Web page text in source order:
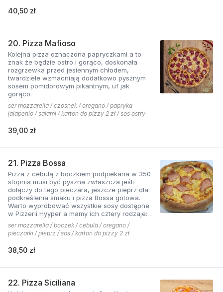
40,50 zł
20. Pizza Mafioso
Kolejna pizza oznaczona papryczkami a to
znak że będzie ostro i gorąco, doskonała
rozgrzewka przed jesiennym chłodem,
twardziele wzmacniają dodatkowo pysznym
sosem pomidorowym pikantnym, uf jak
gorąco.
ser mozzarella / czosnek / oregano / papryka
jalapenio / salami / karton do pizzy 2 zł / sos ostry
39,00 zł
21. Pizza Bossa
Pizza z cebulą z boczkiem podpiekana w 350
stopnia musi być pyszna zwłaszcza jeśli
dołączy do tego pieczara, jeszcze pieprz dla
podkreślenia smaku i pizza Bossa gotowa.
Warto wypróbować wszystkie sosy dostępne
w Pizzerii Hyyper a mamy ich cztery rodzaje:
pomidorowy łagodny, pomidorowy pikantny,
jogurtowo-czosnkowy oraz sos słodko-
kwaśny , każdy niepowtarzalny w smaku.
ser mozzarella / boczek / cebula / oregano /
pieczarki / pieprz / sos / karton do pizzy 2 zł
38,50 zł
22. Pizza Siciliana